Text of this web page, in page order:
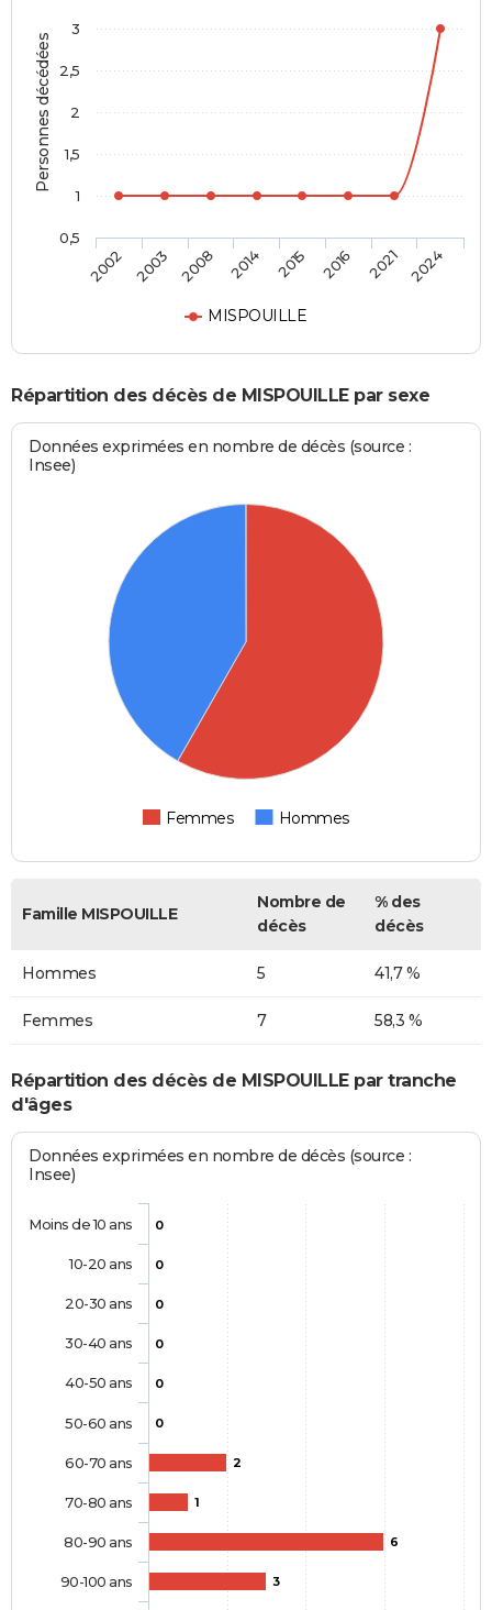
Personnes décédées
MISPOUILLE
2002 2003 2008 2014 2015 2016 2021 2024
0,5
1
1,5
2
2,5
3
Répartition des décès de MISPOUILLE par sexe
Données exprimées en nombre de décès (source :
Insee)
Femmes Hommes
Famille MISPOUILLE
Nombre de
décès
% des
décès
Hommes 5 41,7 %
Femmes 7 58,3 %
Répartition des décès de MISPOUILLE par tranche
d'âges
Données exprimées en nombre de décès (source :
Insee)
0
0
0
0
0
0
2
1
6
3
Moins de 10 ans
10-20 ans
20-30 ans
30-40 ans
40-50 ans
50-60 ans
60-70 ans
70-80 ans
80-90 ans
90-100 ans